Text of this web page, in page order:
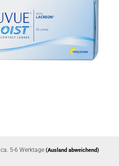
ca. 5-6 Werktage(Ausland abweichend)